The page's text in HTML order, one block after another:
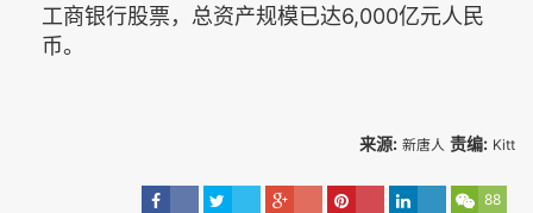
工商银行股票，总资产规模已达6,000亿元人民
币。
来源: 新唐人 责编: Kitt
88